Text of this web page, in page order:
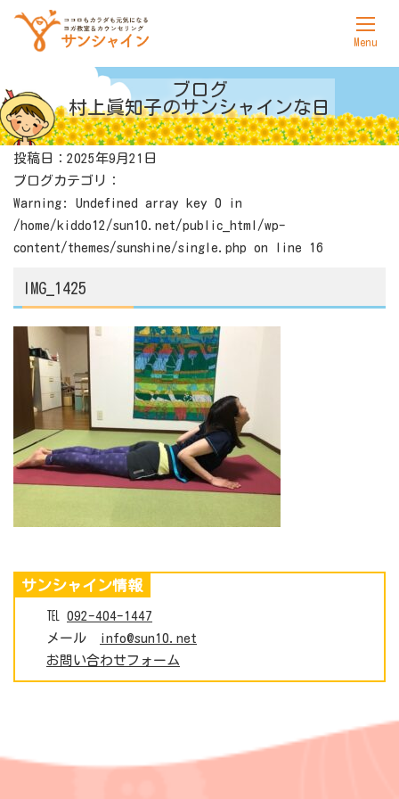
サンシャインについて
ヨガ
カウンセリング
料金表
アクセス
ブログ
村上眞知子のサンシャインな日
投稿日：2025年9月21日
ブログカテゴリ：
Warning : Undefined array key 0 in
/home/kiddo12/sun10.net/public_html/wp-
content/themes/sunshine/single.php on line 16
IMG_1425
サンシャイン情報
℡ 092-404-1447
メール
info@sun10.net
お問い合わせフォーム